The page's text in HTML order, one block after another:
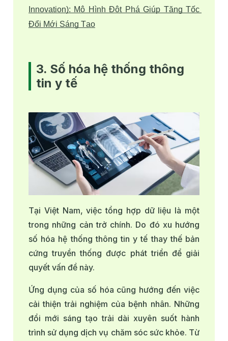
Innovation): Mô Hình Đột Phá Giúp Tăng Tốc
Đổi Mới Sáng Tạo
3. Số hóa hệ thống thông
tin y tế
Tại Việt Nam, việc tổng hợp dữ liệu là một
trong những cản trở chính. Do đó xu hướng
số hóa hệ thống thông tin y tế thay thế bản
cứng truyền thống được phát triển để giải
quyết vấn đề này.
Ứng dụng của số hóa cũng hướng đến việc
cải thiện trải nghiệm của bệnh nhân. Những
đổi mới sáng tạo trải dài xuyên suốt hành
trình sử dụng dịch vụ chăm sóc sức khỏe. Từ